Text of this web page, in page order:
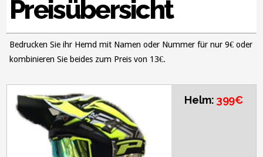
Preisübersicht
Bedrucken Sie ihr Hemd mit Namen oder Nummer für nur 9€ oder
kombinieren Sie beides zum Preis von 13€.
Helm: 399€